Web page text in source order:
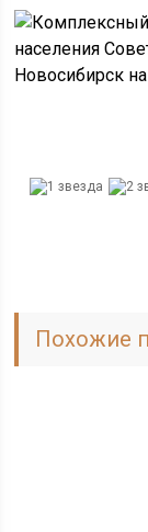
Похожие